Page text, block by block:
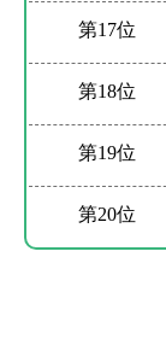
第17位
第18位
第19位
第20位